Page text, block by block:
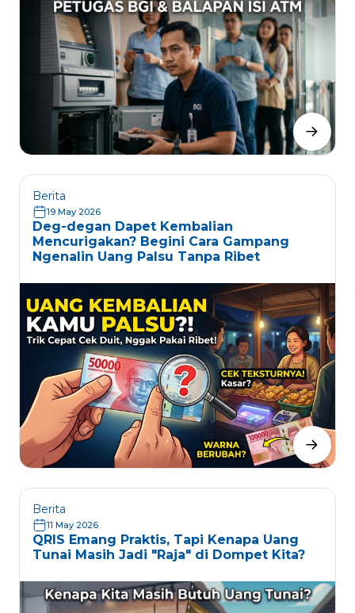
Berita
19 May 2026
Deg-degan Dapet Kembalian
Mencurigakan? Begini Cara Gampang
Ngenalin Uang Palsu Tanpa Ribet
Berita
11 May 2026
QRIS Emang Praktis, Tapi Kenapa Uang
Tunai Masih Jadi "Raja" di Dompet Kita?